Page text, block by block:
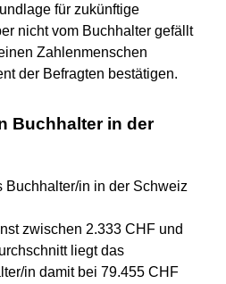
für zukünftige
nicht vom Buchhalter gefällt
Zahlenmenschen
der Befragten bestätigen.
Buchhalter in der
Buchhalter/in in der Schweiz
zwischen 2.333 CHF und
liegt das
in damit bei 79.455 CHF